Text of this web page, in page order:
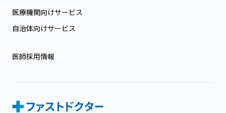
医療機関向けサービス
自治体向けサービス
医師採用情報